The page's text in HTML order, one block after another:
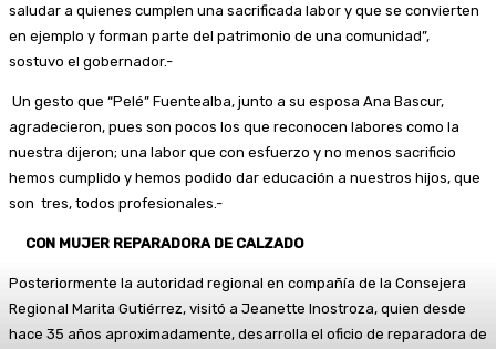
saludar a quienes cumplen una sacrificada labor y que se convierten
en ejemplo y forman parte del patrimonio de una comunidad”,
sostuvo el gobernador.-
Un gesto que “Pelé” Fuentealba, junto a su esposa Ana Bascur,
agradecieron, pues son pocos los que reconocen labores como la
nuestra dijeron; una labor que con esfuerzo y no menos sacrificio
hemos cumplido y hemos podido dar educación a nuestros hijos, que
son tres, todos profesionales.-
CON MUJER REPARADORA DE CALZADO
Posteriormente la autoridad regional en compañía de la Consejera
Regional Marita Gutiérrez, visitó a Jeanette Inostroza, quien desde
hace 35 años aproximadamente, desarrolla el oficio de reparadora de